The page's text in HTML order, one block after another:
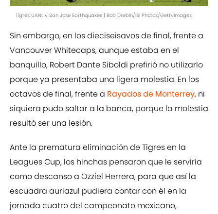
Tigres UANL v San Jose Earthquakes | Bob Drebin/ISI Photos/GettyImages
Sin embargo, en los dieciseisavos de final, frente a
Vancouver Whitecaps, aunque estaba en el
banquillo, Robert Dante Siboldi prefirió no utilizarlo
porque ya presentaba una ligera molestia. En los
octavos de final, frente a Rayados de Monterrey, ni
siquiera pudo saltar a la banca, porque la molestia
resultó ser una lesión.
Ante la prematura eliminación de Tigres en la
Leagues Cup, los hinchas pensaron que le serviría
como descanso a Ozziel Herrera, para que así la
escuadra auriazul pudiera contar con él en la
jornada cuatro del campeonato mexicano,